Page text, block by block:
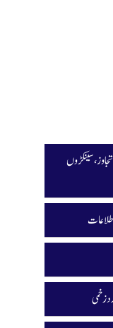
میں جاں بحق افراد کی تعداد 41 سے تجاوز، سینکڑوں
زخمی